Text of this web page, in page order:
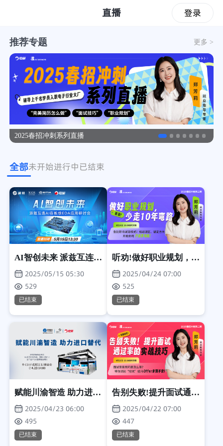
直播 登录
推荐专题 更多 >
2025春招冲刺系列直播
全部未开始进行中已结束
AI智创未来 派兹互连AI
在板级EDA应用研讨会
2025/05/15 05:30
529
已结束
听劝!做好职业规划，少
走10年弯路
2025/04/24 07:00
525
已结束
赋能川渝智造 助力进口
替代2025/04/23 06:00
495
已结束
告别失败!提升面试通过
率的实战技巧
2025/04/22 07:00
447
已结束